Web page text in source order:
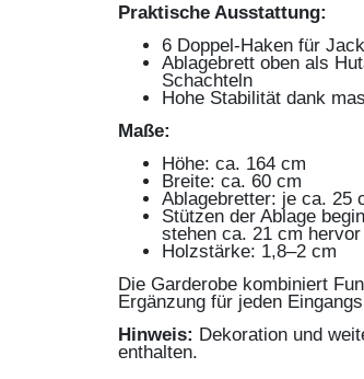
Praktische Ausstattung:
6 Doppel-Haken für
Ablagebrett oben als
Schachteln
Hohe Stabilität dank
Maße:
Höhe: ca. 164 cm
Breite: ca. 60 cm
Ablagebretter: je ca. 25
Stützen der Ablage
stehen ca. 21 cm hervor
Holzstärke: 1,8–2 cm
Die Garderobe kombiniert
Ergänzung für jeden
Hinweis: Dekoration und
enthalten.